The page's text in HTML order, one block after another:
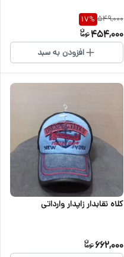
549,000
17%
454,000
افزودن به سبد
کلاه نقابدار زاپدار وارداتی
662,000